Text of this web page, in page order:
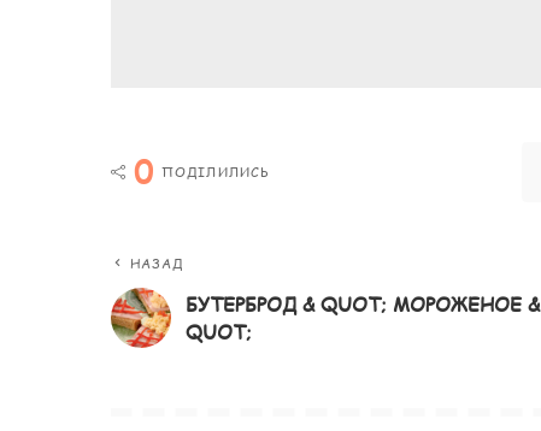
0 ПОДІЛИЛИСЬ
НАЗАД
БУТЕРБРОД & QUOT; МОРОЖЕНОЕ &
QUOT;